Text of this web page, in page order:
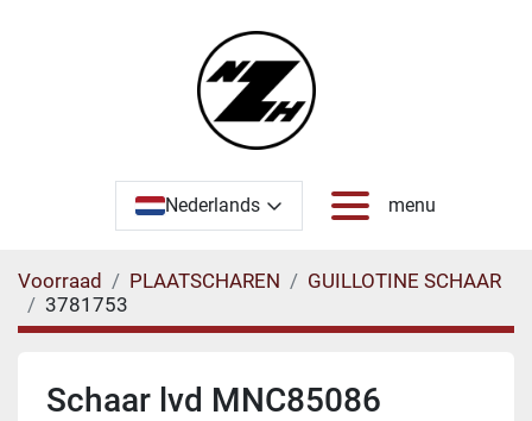
Nederlands menu
Voorraad PLAATSCHAREN
GUILLOTINE SCHAAR
3781753
Schaar lvd MNC85086